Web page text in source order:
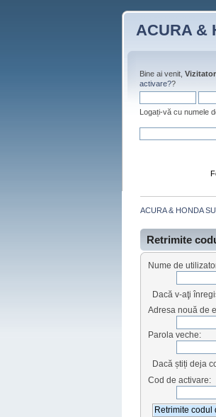
ACURA &
Bine ai venit, Vizitator
activare??
Logați-vă cu numele
ACURA & HONDA
Retrimite
Nume de
Dacă v-aţi
Adresa nouă de
Parola veche:
Dacă știți deja
Cod de activare: